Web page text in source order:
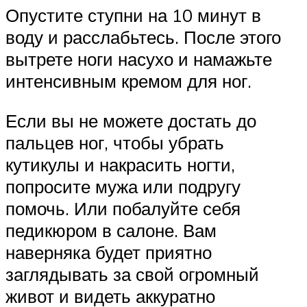
Опустите ступни на 10 минут в
воду и расслабьтесь. После этого
вытрете ноги насухо и намажьте
интенсивным кремом для ног.
Если вы не можете достать до
пальцев ног, чтобы убрать
кутикулы и накрасить ногти,
попросите мужа или подругу
помочь. Или побалуйте себя
педикюром в салоне. Вам
наверняка будет приятно
заглядывать за свой огромный
живот и видеть аккуратно